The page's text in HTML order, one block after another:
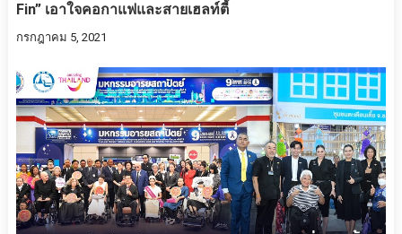
Fin” เอาใจคอกาแฟและสายเฮลท์ตี้
กรกฎาคม 5, 2021